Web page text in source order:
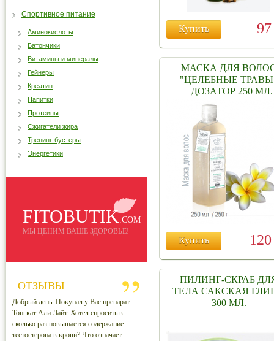
Купить
МАСКА ДЛЯ
"ЦЕЛЕБНЫЕ
+ДОЗАТОР 250 МЛ.
Купить
ПИЛИНГ-СКРАБ
ТЕЛА САКСКАЯ
300 МЛ.
Спортивное питание
Аминокислоты
Батончики
Витамины и минералы
Гейнеры
Креатин
Напитки
Протеины
Сжигатели жира
Тренинг-бустеры
Энергетики
FITOBUTIK.COM
МЫ ЦЕНИМ ВАШЕ ЗДОРОВЬЕ!
ОТЗЫВЫ
Добрый день. Покупал у Вас препарат
Тонгкат Али Лайт. Хотел спросить в
сколько раз повышается содержание
тестостерона в крови? Что означает